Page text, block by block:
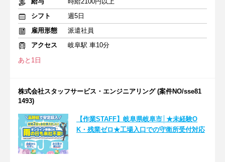
シフト
週5日
雇用形態
派遣社員
アクセス
岐阜駅 車10分
あと1日
株式会社スタッフサービス・エンジニアリング (案件NO/sse81
1493)
【作業STAFF】岐阜県岐阜市│★未経験O
K・残業ゼロ★工場入口での守衛所受付対応